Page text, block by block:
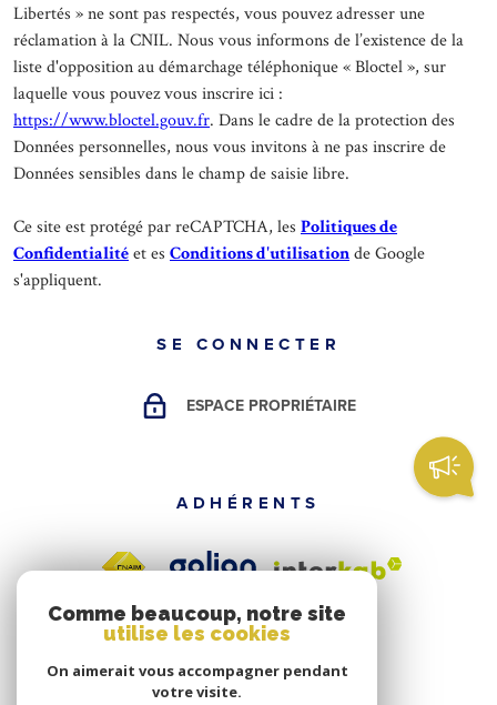
Libertés » ne sont pas respectés, vous pouvez adresser une
réclamation à la CNIL. Nous vous informons de l’existence de la
liste d'opposition au démarchage téléphonique « Bloctel », sur
laquelle vous pouvez vous inscrire ici :
https://www.bloctel.gouv.fr. Dans le cadre de la protection des
Données personnelles, nous vous invitons à ne pas inscrire de
Données sensibles dans le champ de saisie libre.
Ce site est protégé par reCAPTCHA, les Politiques de
Confidentialitéet es Conditions d'utilisationde Google
s'appliquent.
SE CONNECTER
ESPACE PROPRIÉTAIRE
ADHÉRENTS
Comme beaucoup, notre site
utilise les cookies
On aimerait vous accompagner pendant
votre visite.